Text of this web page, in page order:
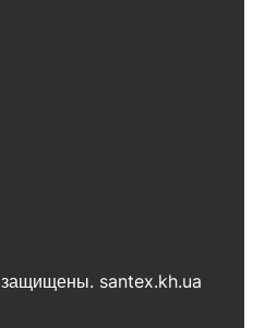
santex.kh.ua